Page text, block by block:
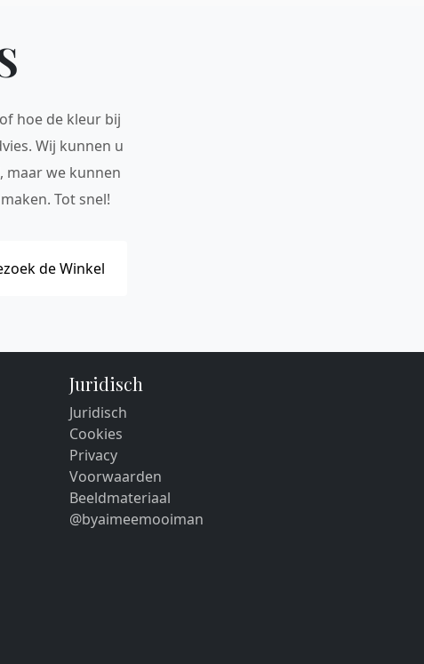
hoe de kleur bij
Wij kunnen u
maar we kunnen
Tot snel!
de Winkel
Juridisch
Juridisch
Cookies
Privacy
Voorwaarden
Beeldmateriaal
@byaimeemooiman